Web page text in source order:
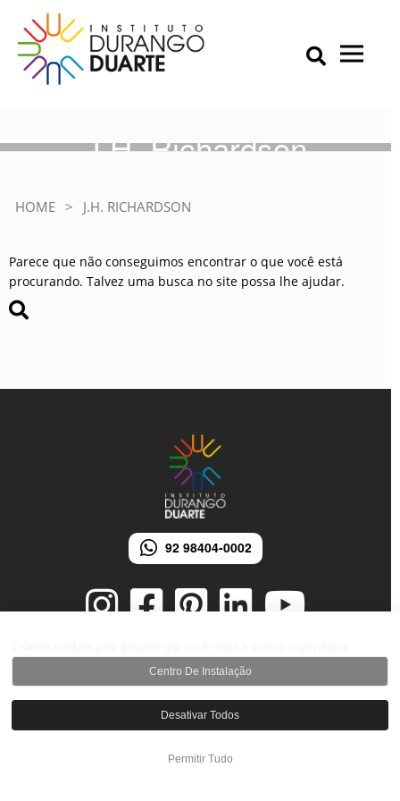
content
IDD – Instituto Durango Duarte
Instituto Durango Duarte
Primary Menu
J.H. Richardson
HOME > J.H. RICHARDSON
Parece que não conseguimos encontrar o que você está
procurando. Talvez uma busca no site possa lhe ajudar.
92 98404-0002
© 2026 Instituto Durango Duarte - Todos os direitos reservados.
Desenvolvido por iMarketing Agência Digital
Centro De Instalação
Desativar Todos
Permitir Tudo